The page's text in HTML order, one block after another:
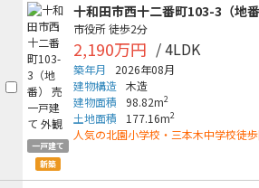
一戸建て
新築
十和田市西十二番町103-3（地番
市役所徒歩2分
2,190万円 / 4LDK
築年月
2026年08月
建物構造 木造
建物面積
98.82m2
土地面積 177.16m2
人気の北園小学校・三本木中学校徒